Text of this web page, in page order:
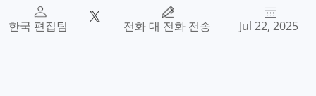
한국 편집팀 전화 대 전화 전송 Jul 22, 2025